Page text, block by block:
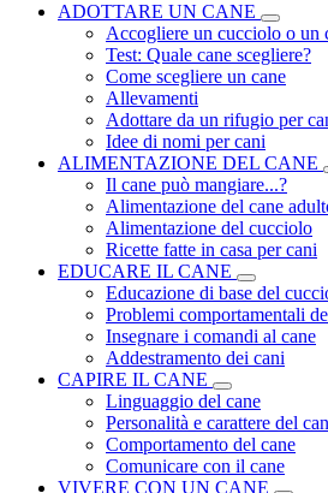
ADOTTARE UN CANE
Accogliere un cucciolo o un
Test: Quale cane scegliere?
Come scegliere un cane
Allevamenti
Adottare da un rifugio per
Idee di nomi per cani
ALIMENTAZIONE DEL CANE
Il cane può mangiare...?
Alimentazione del cane
Alimentazione del cucciolo
Ricette fatte in casa per cani
EDUCARE IL CANE
Educazione di base del
Problemi comportamentali
Insegnare i comandi al cane
Addestramento dei cani
CAPIRE IL CANE
Linguaggio del cane
Personalità e carattere del
Comportamento del cane
Comunicare con il cane
VIVERE CON UN CANE